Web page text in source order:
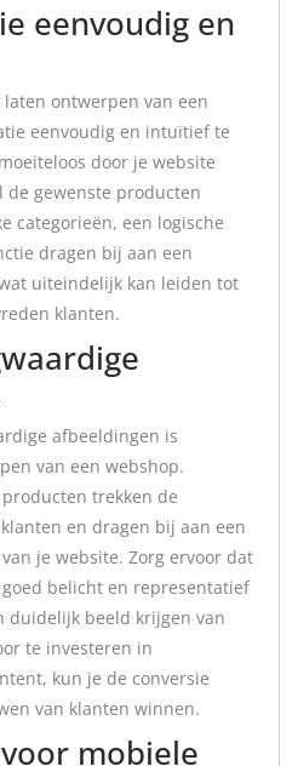
eenvoudig en
ontwerpen van een
eenvoudig en intuïtief te
door je website
gewenste producten
categorieën, een logische
dragen bij aan een
uiteindelijk kan leiden tot
klanten.
afbeeldingen is
van een webshop.
producten trekken de
en dragen bij aan een
je website. Zorg ervoor dat
belicht en representatief
duidelijk beeld krijgen van
te investeren in
kun je de conversie
van klanten winnen.
mobiele